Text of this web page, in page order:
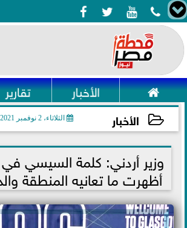
   
 الأخبار تقارير
الأخبار الثلاثاء، 2 نوفمبر 2021
2021-11-02 10:35:40
وزير أردني: كلمة السيسي في
أظهرت ما تعانيه المنطقة